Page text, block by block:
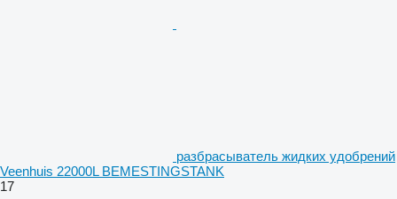
разбрасыватель жидких удобрений
Veenhuis 22000L BEMESTINGSTANK
17